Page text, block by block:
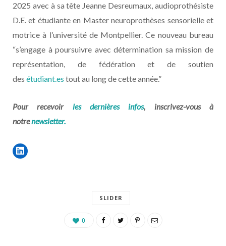
2025 avec à sa tête Jeanne Desreumaux, audioprothésiste
D.E. et étudiante en Master neuroprothèses sensorielle et
motrice à l’université de Montpellier. Ce nouveau bureau
“s’engage à poursuivre avec détermination sa mission de
représentation, de fédération et de soutien
des étudiant.es tout au long de cette année.”
Pour recevoir les dernières infos, inscrivez-vous à
notrenewsletter.
SLIDER
0